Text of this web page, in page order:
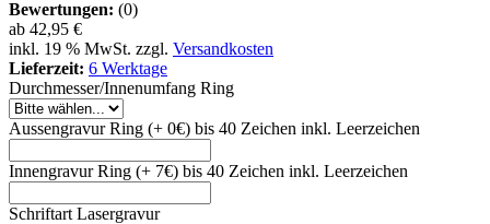
Bewertungen: (0)
ab 42,95 €
inkl. 19 % MwSt. zzgl. Versandkosten
Lieferzeit: 6 Werktage
Durchmesser/Innenumfang Ring
Aussengravur Ring (+ 0€) bis 40 Zeichen inkl. Leerzeichen
Innengravur Ring (+ 7€) bis 40 Zeichen inkl. Leerzeichen
Schriftart Lasergravur